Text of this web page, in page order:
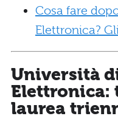
Cosa fare
Elettronica?
Università
Elettronica:
laurea